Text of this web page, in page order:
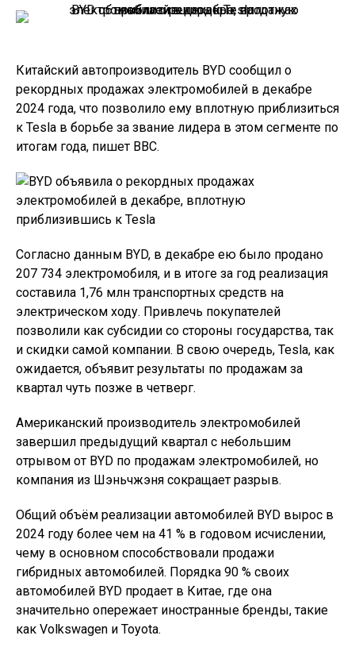
Китайский автопроизводитель BYD сообщил о
рекордных продажах электромобилей в декабре
2024 года, что позволило ему вплотную приблизиться
к Tesla в борьбе за звание лидера в этом сегменте по
итогам года, пишет BBC.
Согласно данным BYD, в декабре ею было продано
207 734 электромобиля, и в итоге за год реализация
составила 1,76 млн транспортных средств на
электрическом ходу. Привлечь покупателей
позволили как субсидии со стороны государства, так
и скидки самой компании. В свою очередь, Tesla, как
ожидается, объявит результаты по продажам за
квартал чуть позже в четверг.
Американский производитель электромобилей
завершил предыдущий квартал с небольшим
отрывом от BYD по продажам электромобилей, но
компания из Шэньчжэня сокращает разрыв.
Общий объём реализации автомобилей BYD вырос в
2024 году более чем на 41 % в годовом исчислении,
чему в основном способствовали продажи
гибридных автомобилей. Порядка 90 % своих
автомобилей BYD продает в Китае, где она
значительно опережает иностранные бренды, такие
как Volkswagen и Toyota.